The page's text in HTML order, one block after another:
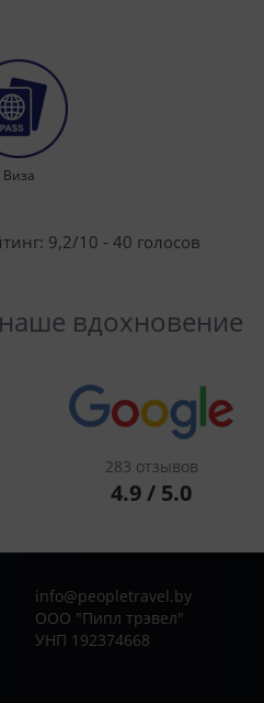
Виза
9,2/10 - 40 голосов
вдохновение
283 отзывов
4.9 / 5.0
info@peopletravel.by
ООО "Пипл трэвел"
УНП 192374668